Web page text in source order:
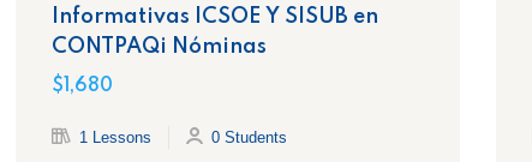
Informativas ICSOE Y SISUB en
CONTPAQi Nóminas
$1,680
1 Lessons 0 Students